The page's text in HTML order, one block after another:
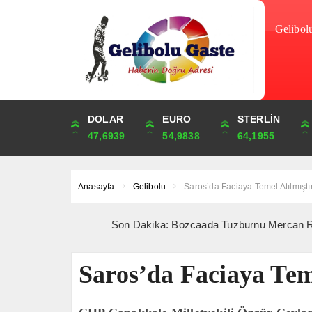
DOLAR
47,6939
EURO
54,9838
STERLİN
64,1955
ONS
4,261,60
ALTIN
6,536,35
ÇEYREK
10,686,93
Anasayfa Gelibolu Saros’da Faciaya Temel
Son Dakika: Bozcaada Tuzburnu Mercan
Saros’da Faciaya